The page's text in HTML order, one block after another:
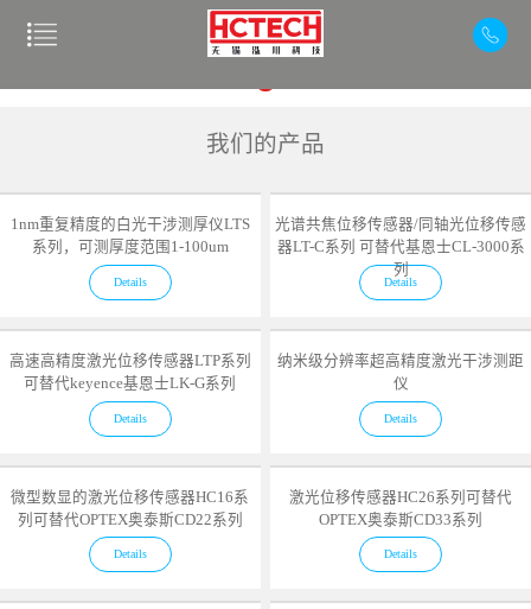
我们的产品
1nm重复精度的白光干涉测厚仪LTS
系列，可测厚度范围1-100um
Details
光谱共焦位移传感器/同轴光位移传感
器LT-C系列 可替代基恩士CL-3000系
列
Details
高速高精度激光位移传感器LTP系列
可替代keyence基恩士LK-G系列
Details
纳米级分辨率超高精度激光干涉测距
仪
Details
微型数显的激光位移传感器HC16系
列可替代OPTEX奥泰斯CD22系列
Details
激光位移传感器HC26系列可替代
OPTEX奥泰斯CD33系列
Details